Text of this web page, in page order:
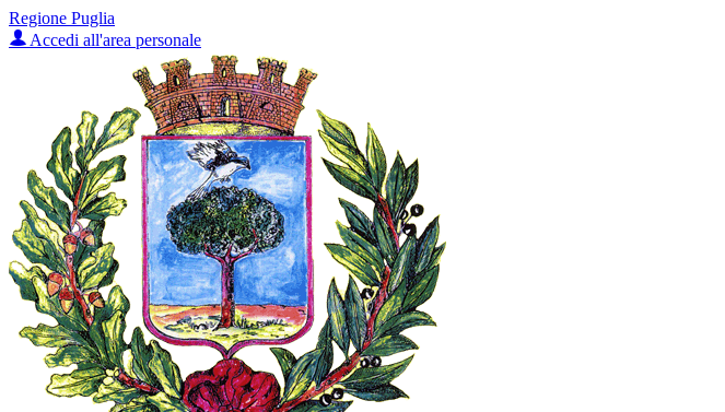
Regione Puglia
Accedi all'area personale